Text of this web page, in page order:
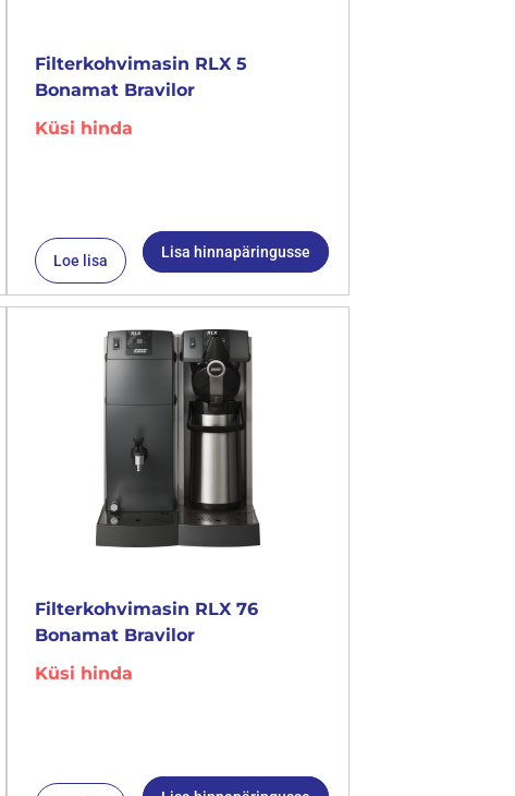
Filterkohvimasin RLX 5
Bonamat Bravilor
Küsi hinda
Loe lisa Lisa hinnapäringusse
Filterkohvimasin RLX 76
Bonamat Bravilor
Küsi hinda